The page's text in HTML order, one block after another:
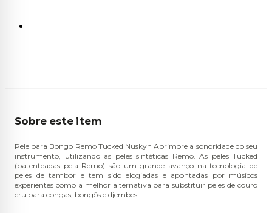
Sobre este item
Pele para Bongo Remo Tucked Nuskyn Aprimore a sonoridade do seu
instrumento, utilizando as peles sintéticas Remo. As peles Tucked
(patenteadas pela Remo) são um grande avanço na tecnologia de
peles de tambor e tem sido elogiadas e apontadas por músicos
experientes como a melhor alternativa para substituir peles de couro
cru para congas, bongôs e djembes.